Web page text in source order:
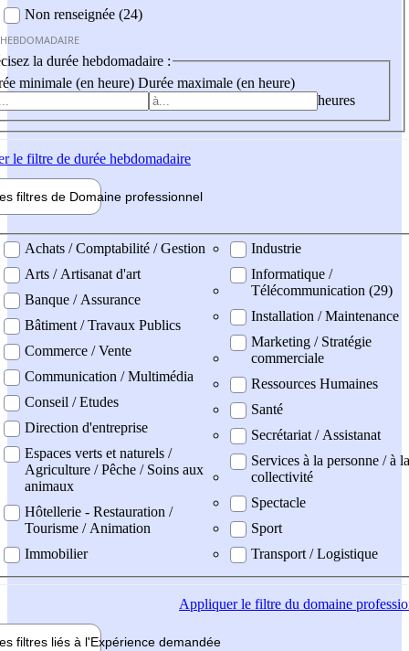
Non renseignée (24)
la durée hebdomadaire :
minimale (en heure) Durée maximale (en heure)
heures
le filtre de durée hebdomadaire
filtres de Domaine professionnel
professionel
Achats / Comptabilité / Gestion
Arts / Artisanat d'art
Banque / Assurance
Bâtiment / Travaux Publics
Commerce / Vente
Communication / Multimédia
Conseil / Etudes
Direction d'entreprise
Espaces verts et naturels /
Agriculture / Pêche / Soins aux
animaux
Hôtellerie - Restauration /
Tourisme / Animation
Immobilier
Industrie
Informatique /
Télécommunication (29)
Installation / Maintenance
Marketing / Stratégie
commerciale
Ressources Humaines
Santé
Secrétariat / Assistanat
Services à la personne / à la
collectivité
Spectacle
Sport
Transport / Logistique
Appliquerle filtre du domaine
filtres liés à l'Expérience demandée